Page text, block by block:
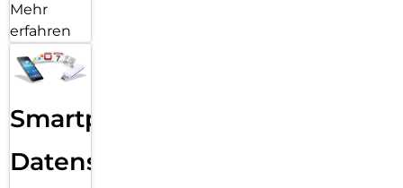
Mehr
erfahren
Smartphone
Datensicherung